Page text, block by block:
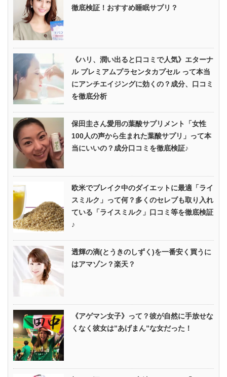
徹底検証！おすすめ睡眠サプリ？
《ハリ、潤い出ると口コミで人気》エターナ
ル プレミアムプラセンタカプセル って本当
にアンチエイジングに効くの？成分、口コミ
を徹底分析
保田圭さん愛用の葉酸サプリメント「女性
100人の声から生まれた葉酸サプリ」って本
当にいいの？成分口コミを徹底検証♪
欧米でブレイク中のダイエットに最適「ライ
スミルク」って何？多くのセレブも取り入れ
ている「ライスミルク」口コミ等を徹底検証
♪
透輝の滴(とうきのしずく)を一番安く買うに
はアマゾン？楽天？
《アゲマン女子》って？彼が自然に手放せな
くなく彼女は”あげまん”な女だった！